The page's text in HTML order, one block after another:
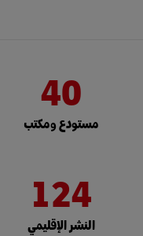
40
مستودع ومكتب
124
النشر الإقليمي